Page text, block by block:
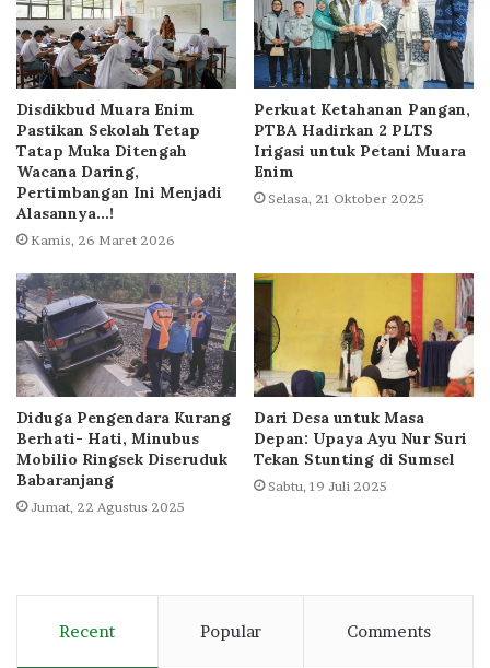
Disdikbud Muara Enim
Pastikan Sekolah Tetap
Tatap Muka Ditengah
Wacana Daring,
Pertimbangan Ini Menjadi
Alasannya…!
Kamis, 26 Maret 2026
Perkuat Ketahanan Pangan,
PTBA Hadirkan 2 PLTS
Irigasi untuk Petani Muara
Enim
Selasa, 21 Oktober 2025
Diduga Pengendara Kurang
Berhati- Hati, Minubus
Mobilio Ringsek Diseruduk
Babaranjang
Jumat, 22 Agustus 2025
Dari Desa untuk Masa
Depan: Upaya Ayu Nur Suri
Tekan Stunting di Sumsel
Sabtu, 19 Juli 2025
Recent Popular Comments